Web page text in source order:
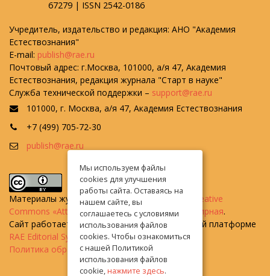
67279 | ISSN 2542-0186
Учредитель, издательство и редакция: АНО "Академия
Естествознания"
E-mail: publish@rae.ru
Почтовый адрес: г.Москва, 101000, а/я 47, Академия
Естествознания, редакция журнала "Старт в науке"
Служба технической поддержки – support@rae.ru
101000, г. Москва, а/я 47, Академия Естествознания
+7 (499) 705-72-30
publish@rae.ru
Материалы журнала доступны по
лицензии Creative
Commons «Attribution» («Атрибуция») 4.0 Всемирная.
Сайт работает на универсальной издательской платформе
RAE Editorial System
Политика обработки персональных данных
Мы используем файлы
cookies для улучшения
работы сайта. Оставаясь на
нашем сайте, вы
соглашаетесь с условиями
использования файлов
cookies. Чтобы ознакомиться
с нашей Политикой
использования файлов
cookie,нажмите здесь.